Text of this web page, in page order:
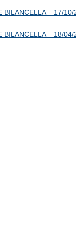
BILANCELLA – 17/10/
BILANCELLA – 18/04/